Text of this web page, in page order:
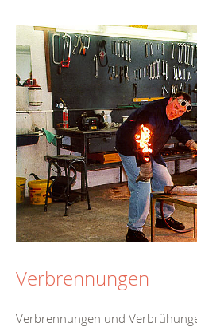
Verbrennungen
Verbrennungen und